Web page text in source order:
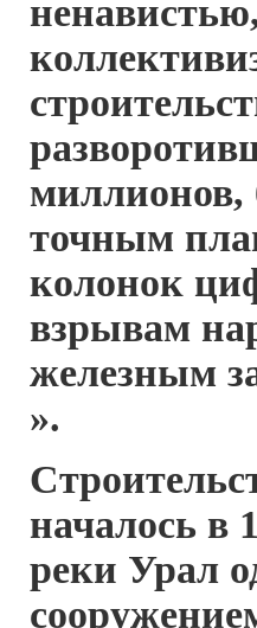
точным
колонок
взрывам
железным
».
началось в
реки Урал